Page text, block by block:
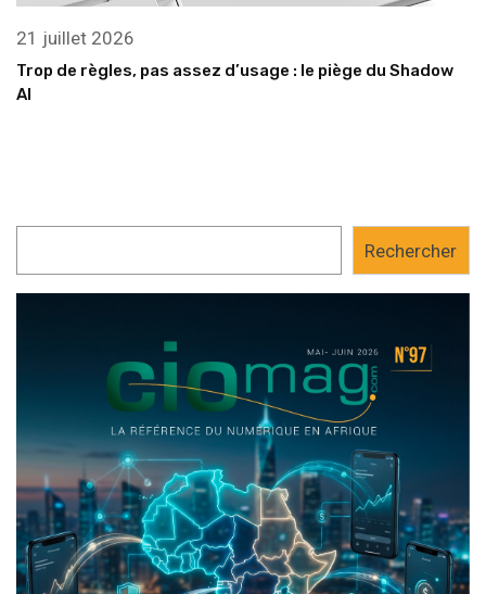
21 juillet 2026
Trop de règles, pas assez d’usage : le piège du Shadow
AI
Rechercher